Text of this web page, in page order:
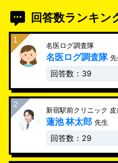
回答数ランキン
名医ログ調査隊
名医ログ調査隊
回答数：39
新宿駅前クリニック
蓮池 林太郎 先生
回答数：29